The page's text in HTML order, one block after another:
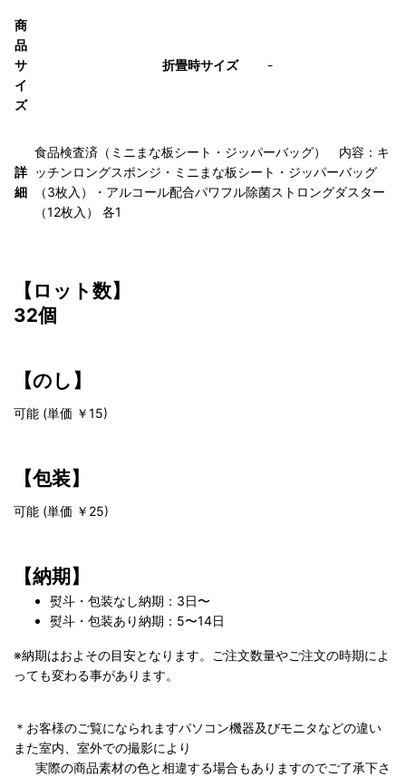
商
品
サ
イ
ズ
折畳時サイズ -
詳
細
食品検査済（ミニまな板シート・ジッパーバッグ） 内容：キ
ッチンロングスポンジ・ミニまな板シート・ジッパーバッグ
（3枚入）・アルコール配合パワフル除菌ストロングダスター
（12枚入） 各1
【ロット数】
32個
【のし】
可能 (単価 ￥15)
【包装】
可能 (単価 ￥25)
【納期】
熨斗・包装なし納期：3日〜
熨斗・包装あり納期：5〜14日
※納期はおよその目安となります。ご注文数量やご注文の時期によ
っても変わる事があります。
＊お客様のご覧になられますパソコン機器及びモニタなどの違い
また室内、室外での撮影により
実際の商品素材の色と相違する場合もありますのでご了承下さ